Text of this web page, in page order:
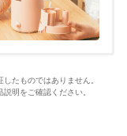
たものではありません。
明をご確認ください。